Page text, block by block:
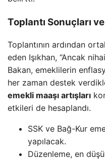
Toplantı Sonuçları
Toplantının ardından
eden Işıkhan, “Ancak
Bakan, emeklilerin
her zaman destek
emekli maaşı artışları
etkileri de hesaplandı.
SSK ve Bağ-Kur
yapılacak.
Düzenleme, en